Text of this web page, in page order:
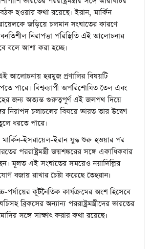
হওয়ার কথা রয়েছে। ইরান, মার্কিন
জড়িয়ে চলমান সংঘাতের কারণে
নিরাপত্তা পরিস্থিতি এই আলোচনার
বলে আশা করা হচ্ছে।
এই আলোচনায় হরমুজ প্রণালির বিষয়টি
পারে। বিশ্বব্যাপী অপরিশোধিত তেল এবং
জন্য অত্যন্ত গুরুত্বপূর্ণ এই জলপথ দিয়ে
নিরাপদ চলাচলের বিষয়ে ভারত তার উদ্বেগ
ধরতে পারে।
ইসরায়েল-ইরান যুদ্ধ শুরু হওয়ার পর
পররাষ্ট্রমন্ত্রী জয়শঙ্করের সঙ্গে একাধিকবার
মূলত এই সংঘাতের সময়েও নয়াদিল্লির
বজায় রাখার চেষ্টা করেছে তেহরান।
পর্যায়ের কূটনৈতিক কার্যক্রমের অংশ হিসেবে
ব্রিকসের অন্যান্য পররাষ্ট্রমন্ত্রীদের ভারতের
মোদির সঙ্গে সাক্ষাৎ করার কথা রয়েছে।